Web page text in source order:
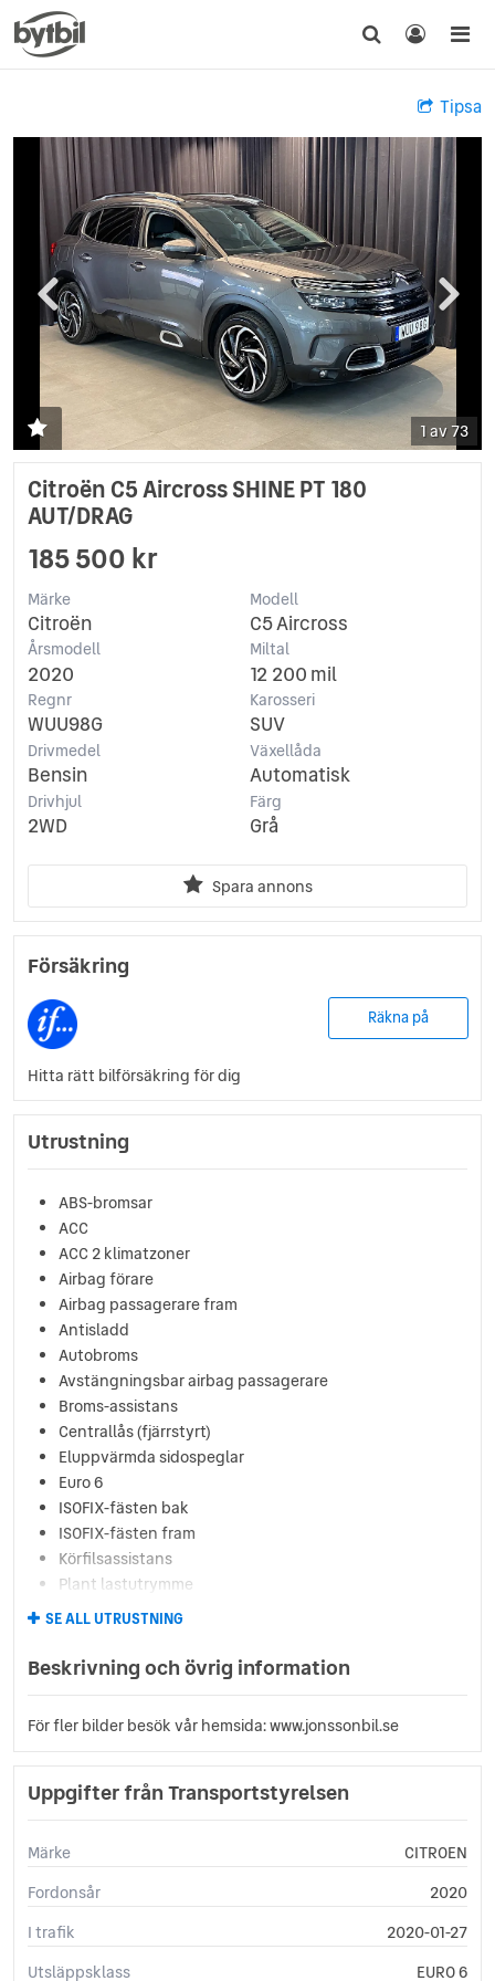
Tipsa
1 av 73
Citroën C5 Aircross SHINE PT 180
AUT/DRAG
185 500 kr
Märke
Citroën
Modell
C5 Aircross
Årsmodell
2020
Miltal
12 200 mil
Regnr
WUU98G
Karosseri
SUV
Drivmedel
Bensin
Växellåda
Automatisk
Drivhjul
2WD
Färg
Grå
Spara annons
Försäkring
Räkna på
Hitta rätt bilförsäkring för dig
Utrustning
ABS-bromsar
ACC
ACC 2 klimatzoner
Airbag förare
Airbag passagerare fram
Antisladd
Autobroms
Avstängningsbar airbag passagerare
Broms-assistans
Centrallås (fjärrstyrt)
Eluppvärmda sidospeglar
Euro 6
ISOFIX-fästen bak
ISOFIX-fästen fram
Körfilsassistans
Plant lastutrymme
Regnsensor
Sidoairbags
Sminkspegel
Svensksåld
Yttertemperaturmätare
GPS
Backkamera
Keyless Nyckelfri Start
Farthållare (adaptiv)
SE ALL UTRUSTNING
Beskrivning och övrig information
För fler bilder besök vår hemsida: www.jonssonbil.se
Uppgifter från Transportstyrelsen
Märke
CITROEN
Fordonsår
2020
I trafik
2020-01-27
Utsläppsklass
EURO 6